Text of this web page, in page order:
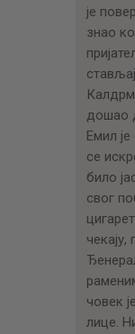
је
знао
дошао
Емил
се
било
свог
човек
лице.